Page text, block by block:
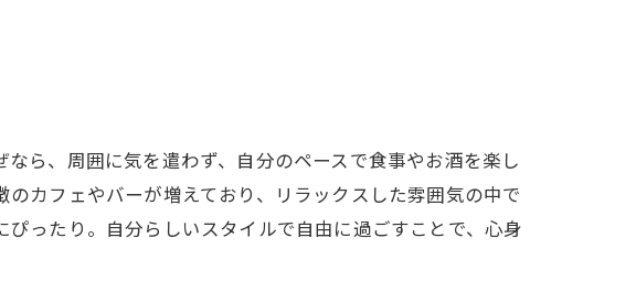
夜時間
食体験
る防府の夜
ら、周囲に気を遣わず、自分のペースで食事やお酒を楽し
カフェやバーが増えており、リラックスした雰囲気の中で
ったり。自分らしいスタイルで自由に過ごすことで、心身